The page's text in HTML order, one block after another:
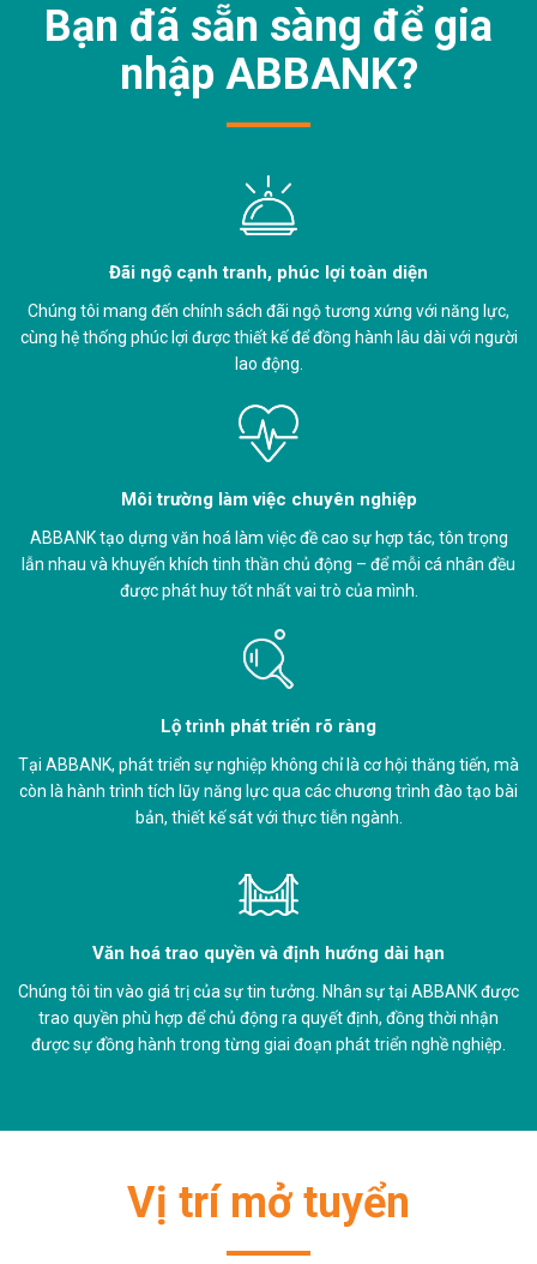
Bạn đã sẵn sàng để gia
nhập ABBANK?
Đãi ngộ cạnh tranh, phúc lợi toàn diện
Chúng tôi mang đến chính sách đãi ngộ tương xứng với năng lực,
cùng hệ thống phúc lợi được thiết kế để đồng hành lâu dài với người
lao động.
Môi trường làm việc chuyên nghiệp
ABBANK tạo dựng văn hoá làm việc đề cao sự hợp tác, tôn trọng
lẫn nhau và khuyến khích tinh thần chủ động – để mỗi cá nhân đều
được phát huy tốt nhất vai trò của mình.
Lộ trình phát triển rõ ràng
Tại ABBANK, phát triển sự nghiệp không chỉ là cơ hội thăng tiến, mà
còn là hành trình tích lũy năng lực qua các chương trình đào tạo bài
bản, thiết kế sát với thực tiễn ngành.
Văn hoá trao quyền và định hướng dài hạn
Chúng tôi tin vào giá trị của sự tin tưởng. Nhân sự tại ABBANK được
trao quyền phù hợp để chủ động ra quyết định, đồng thời nhận
được sự đồng hành trong từng giai đoạn phát triển nghề nghiệp.
Vị trí mở tuyển